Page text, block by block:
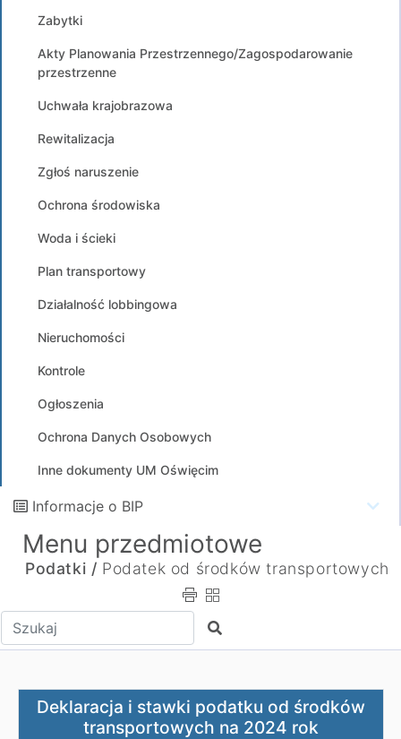
Zabytki
Akty Planowania Przestrzennego/Zagospodarowanie
przestrzenne
Uchwała krajobrazowa
Rewitalizacja
Zgłoś naruszenie
Ochrona środowiska
Woda i ścieki
Plan transportowy
Działalność lobbingowa
Nieruchomości
Kontrole
Ogłoszenia
Ochrona Danych Osobowych
Inne dokumenty UM Oświęcim
Informacje o BIP
Menu przedmiotowe
Podatki / Podatek od środków transportowych
Wpisz tekst do wyszukania Szukaj
Deklaracja i stawki podatku od środków
Deklaracja i stawki podatku od środków
transportowych na 2024 rok